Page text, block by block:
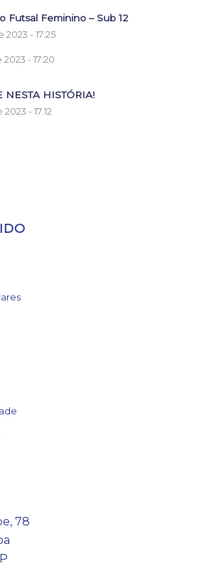
Futsal Feminino – Sub 12
- 17:25
- 17:20
NESTA HISTÓRIA!
- 17:12
78